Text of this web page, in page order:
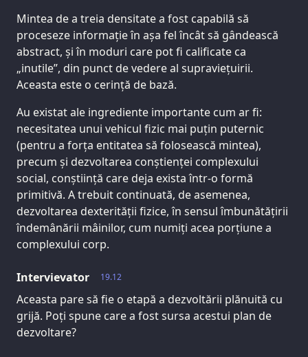
Mintea de a treia densitate a fost capabilă să
proceseze informație în așa fel încât să gândească
abstract, și în moduri care pot fi calificate ca
„inutile”, din punct de vedere al supraviețuirii.
Aceasta este o cerință de bază.
Au existat ale ingrediente importante cum ar fi:
necesitatea unui vehicul fizic mai puțin puternic
(pentru a forța entitatea să folosească mintea),
precum și dezvoltarea conștienței complexului
social, conștiință care deja exista într-o formă
primitivă. A trebuit continuată, de asemenea,
dezvoltarea dexterității fizice, în sensul îmbunătățirii
îndemânării mâinilor, cum numiți acea porțiune a
complexului corp.
19.12
Intervievator
Aceasta pare să fie o etapă a dezvoltării plănuită cu
grijă. Poți spune care a fost sursa acestui plan de
dezvoltare?